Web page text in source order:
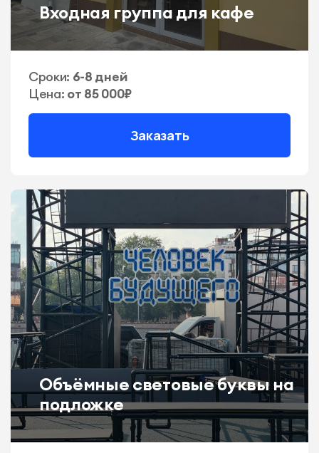
Входная группа для кафе
Сроки: 6-8 дней
Цена: от 85 000₽
Заказать
Объёмные световые буквы на
подложке